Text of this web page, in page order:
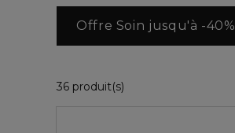
Offre Soin jusqu'à -40%
36 produit(s)